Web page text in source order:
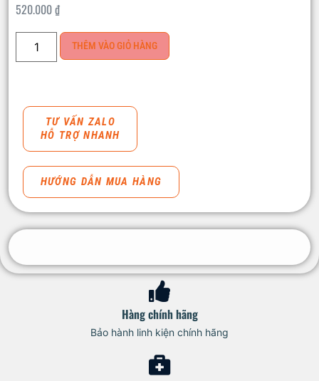
520.000₫
THÊM VÀO GIỎ HÀNG
TƯ VẤN ZALO
HỖ TRỢ NHANH
HƯỚNG DẪN MUA HÀNG
Hàng chính hãng
Bảo hành linh kiện chính hãng